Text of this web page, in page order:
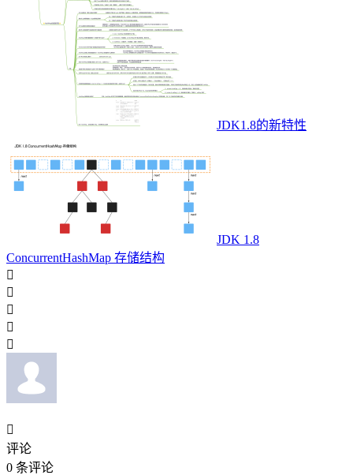
JDK1.8的新特性
JDK 1.8
ConcurrentHashMap 存储结构






评论
0 条评论